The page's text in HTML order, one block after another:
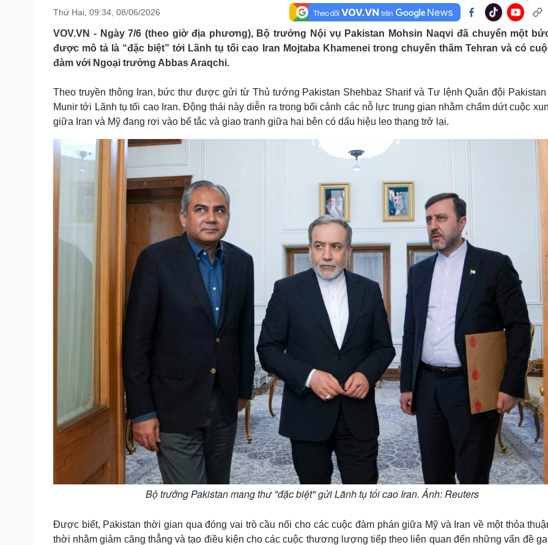
Pháp luật
Tin nóng
Tư vấn luật
Việt Nam
Phân tích
Thể thao
Lịch thi đấu bóng đá
Thế giới thể thao
Ô tô - Xe máy
Xe máy
Tư vấn
Sức khỏe
Dinh dưỡng - món ngon
Cây thuốc
Sản phụ khoa
Nhi khoa
Làm đẹp - giảm cân
Phòng mạch online
Ăn sạch sống khỏe
Đời sống
Nhà đẹp
Blog
Tình yêu - Gia đình
Văn hóa
Sân khấu - Điện ảnh
Văn học
Âm nhạc
Di sản
Giải trí
Thời trang
Sao Việt
Cải chính
Thứ Hai, 09:34, 08/06/2026
VOV.VN - Ngày 7/6 (theo giờ địa phương), Bộ trưởng Nội vụ Pakistan Mohsin Naqvi đã chuyển một
được mô tả là “đặc biệt” tới Lãnh tụ tối cao Iran Mojtaba Khamenei trong chuyến thăm Tehran và có
đàm với Ngoại trưởng Abbas Araqchi.
Theo truyền thông Iran, bức thư được gửi từ Thủ tướng Pakistan Shehbaz Sharif và Tư lệnh Quân đội Pakistan
Munir tới Lãnh tụ tối cao Iran. Động thái này diễn ra trong bối cảnh các nỗ lực trung gian nhằm chấm dứt cuộc
giữa Iran và Mỹ đang rơi vào bế tắc và giao tranh giữa hai bên có dấu hiệu leo thang trở lại.
Bộ trưởng Pakistan mang thư "đặc biệt" gửi Lãnh tụ tối cao Iran. Ảnh: Reuters
Được biết, Pakistan thời gian qua đóng vai trò cầu nối cho các cuộc đàm phán giữa Mỹ và Iran về một thỏa
thời nhằm giảm căng thẳng và tạo điều kiện cho các cuộc thương lượng tiếp theo liên quan đến những vấn đề